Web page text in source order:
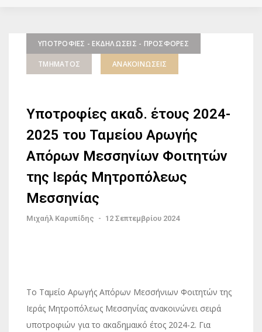
ΥΠΟΤΡΟΦΊΕΣ - ΕΚΔΗΛΏΣΕΙΣ - ΠΡΟΣΦΟΡΈΣ
ΤΜΉΜΑΤΟΣ ΑΝΑΚΟΙΝΏΣΕΙΣ
Υποτροφίες ακαδ. έτους 2024-
2025 του Ταμείου Αρωγής
Απόρων Μεσσηνίων Φοιτητών
της Ιεράς Μητροπόλεως
Μεσσηνίας
Μιχαήλ Καρυπίδης - 12 Σεπτεμβρίου 2024
Το Ταμείο Αρωγής Απόρων Μεσσήνιων Φοιτητών της
Ιεράς Μητροπόλεως Μεσσηνίας ανακοινώνει σειρά
υποτροφιών για το ακαδημαικό έτος 2024-2. Για